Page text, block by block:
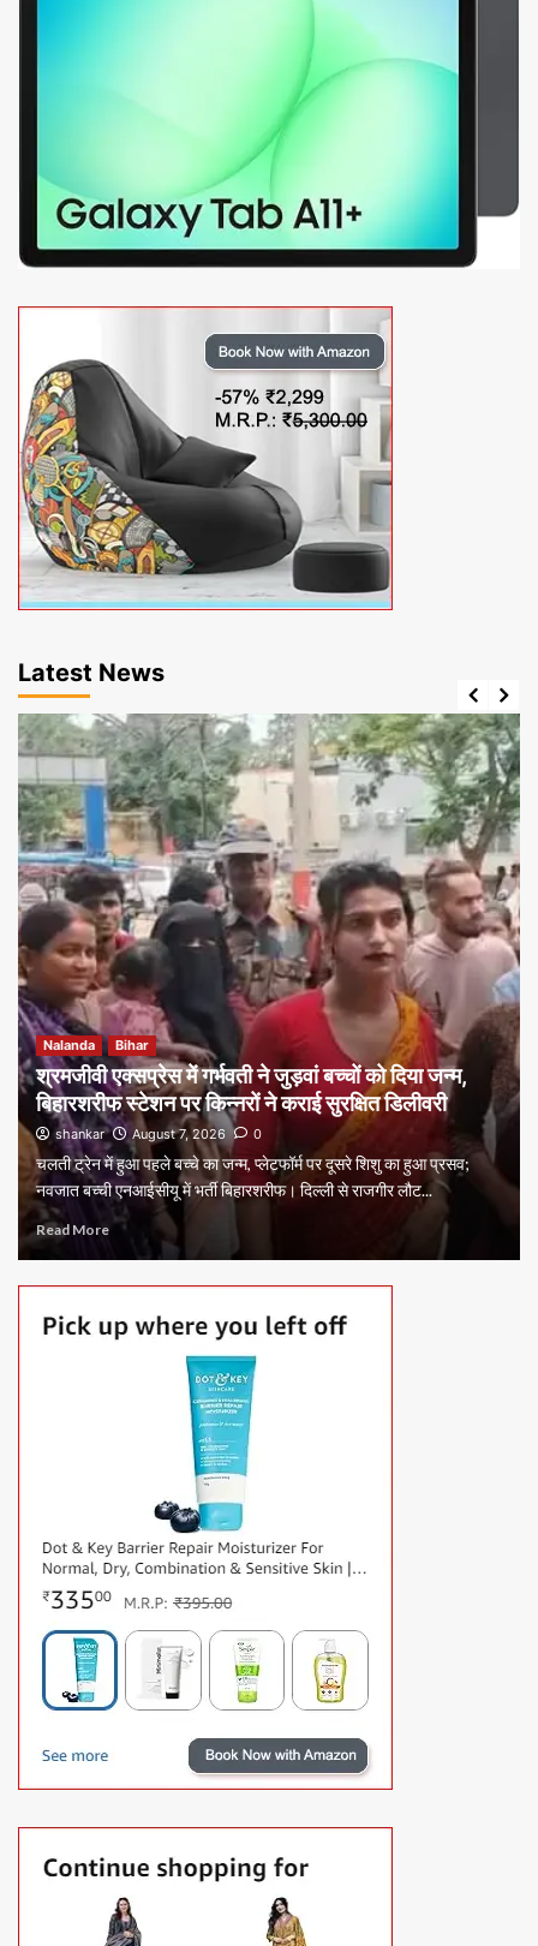
Latest News
Nalanda Bihar
श्रमजीवी एक्सप्रेस में गर्भवती ने जुड़वां बच्चों को दिया जन्म,
बिहारशरीफ स्टेशन पर किन्नरों ने कराई सुरक्षित डिलीवरी
shankar August 7, 2026 0
चलती ट्रेन में हुआ पहले बच्चे का जन्म, प्लेटफॉर्म पर दूसरे शिशु का हुआ प्रसव;
नवजात बच्ची एनआईसीयू में भर्ती बिहारशरीफ। दिल्ली से राजगीर लौट...
Read More